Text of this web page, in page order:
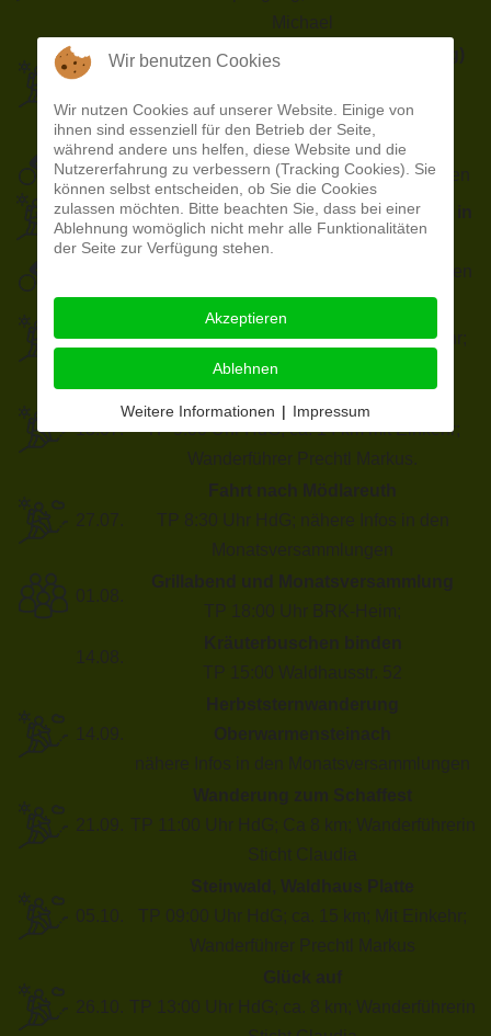
Michael
29.05.
Leiterwagentour (Vatertagswanderung)
Monatsversammlungen
09.06.
Zuckerhut Radtour
nähere Infos in den Monatsversammlungen
22.06.
Frühjahrssternwanderung / Sternradln in
Nähere Infos in den Monatsversammlungen
29.06.
Zum Waldstein
TP 09:00 Uhr HdG; ca. 14 km; mit Einkehr;
Wanderführer Prechtl Markus
13.07.
TP 9:00 Uhr HdG; ca. 14 km mit Einkehr;
Wanderführer Prechtl Markus.
27.07.
Fahrt nach Mödlareuth
TP 8:30 Uhr HdG; nähere Infos in den
Monatsversammlungen
01.08.
Grillabend und Monatsversammlung
TP 18:00 Uhr BRK-Heim;
14.08.
Kräuterbuschen binden
TP 15:00 Waldhausstr. 52
14.09.
Herbststernwanderung
Oberwarmensteinach
nähere Infos in den Monatsversammlungen
21.09.
Wanderung zum Schaffest
TP 11:00 Uhr HdG; Ca 8 km; Wanderführerin
Sticht Claudia
05.10.
Steinwald, Waldhaus Platte
TP 09:00 Uhr HdG; ca. 15 km; Mit Einkehr;
Wanderführer Prechtl Markus
26.10.
Glück auf
TP 13:00 Uhr HdG; ca. 8 km; Wanderführerin
Wir benutzen Cookies
Wir nutzen Cookies auf unserer Website. Einige von
ihnen sind essenziell für den Betrieb der Seite,
während andere uns helfen, diese Website und die
Nutzererfahrung zu verbessern (Tracking Cookies). Sie
können selbst entscheiden, ob Sie die Cookies
zulassen möchten. Bitte beachten Sie, dass bei einer
Ablehnung womöglich nicht mehr alle Funktionalitäten
der Seite zur Verfügung stehen.
Akzeptieren
Ablehnen
Weitere Informationen | Impressum